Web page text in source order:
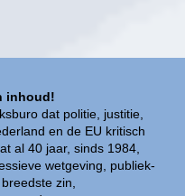
inhoud!
dat politie, justitie,
en de EU kritisch
al 40 jaar, sinds 1984,
wetgeving, publiek-
zin,